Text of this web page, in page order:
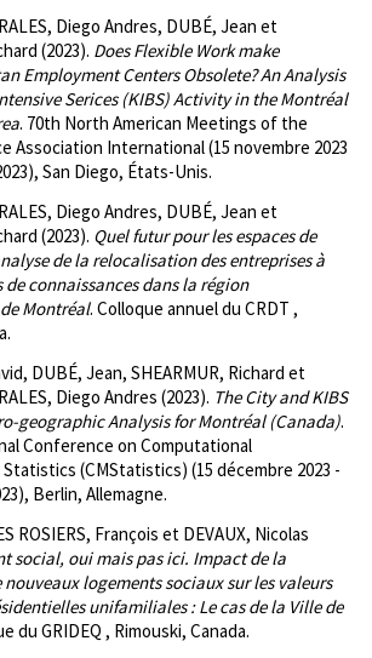
Diego Andres, DUBÉ, Jean et
(2023). Does Flexible Work make
Employment Centers Obsolete? An Analysis
Serices (KIBS) Activity in the Montréal
. 70th North American Meetings of the
Association International (15 novembre 2023
San Diego, États-Unis.
Diego Andres, DUBÉ, Jean et
(2023). Quel futur pour les espaces de
de la relocalisation des entreprises à
connaissances dans la région
Montréal. Colloque annuel du CRDT ,
DUBÉ, Jean, SHEARMUR, Richard et
Diego Andres (2023). The City and KIBS
geographic Analysis for Montréal (Canada).
Conference on Computational
(CMStatistics) (15 décembre 2023 -
Berlin, Allemagne.
ROSIERS, François et DEVAUX, Nicolas
social, oui mais pas ici. Impact de la
logements sociaux sur les valeurs
unifamiliales : Le cas de la Ville de
du GRIDEQ , Rimouski, Canada.